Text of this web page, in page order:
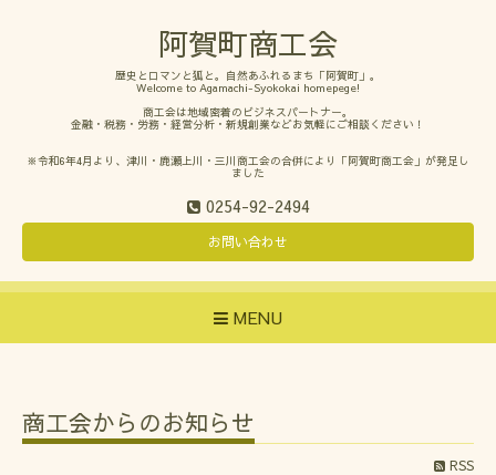
阿賀町商工会
歴史とロマンと狐と。自然あふれるまち「阿賀町」。
Welcome to Agamachi-Syokokai homepege!
商工会は地域密着のビジネスパートナー。
金融・税務・労務・経営分析・新規創業などお気軽にご相談ください！
※令和6年4月より、津川・鹿瀬上川・三川商工会の合併により「阿賀町商工会」が発足し
ました
0254-92-2494
お問い合わせ
MENU
商工会からのお知らせ
RSS